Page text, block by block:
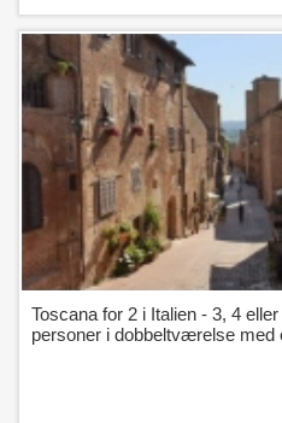
Toscana for 2 i Italien - 3, 4
personer i dobbeltværelse med